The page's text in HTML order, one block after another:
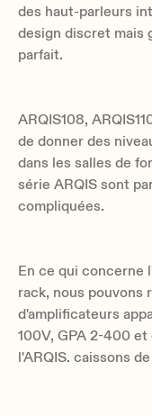
des haut-parleurs
design discret mais
parfait.
ARQIS108,
de donner des
dans les salles de
série ARQIS sont
compliquées.
En ce qui concerne
rack, nous pouvons
d'amplificateurs
100V, GPA 2-400
l'ARQIS. caissons